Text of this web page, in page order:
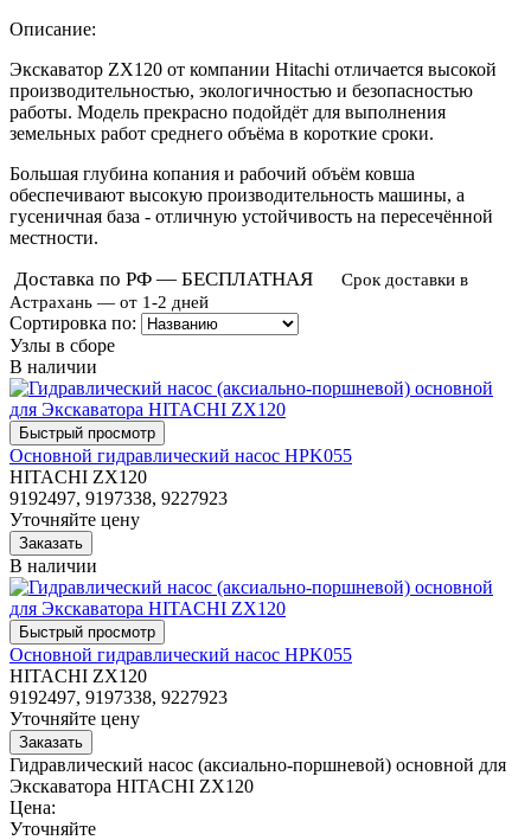
Описание:
Экскаватор ZX120 от компании Hitachi отличается высокой
производительностью, экологичностью и безопасностью
работы. Модель прекрасно подойдёт для выполнения
земельных работ среднего объёма в короткие сроки.
Большая глубина копания и рабочий объём ковша
обеспечивают высокую производительность машины, а
гусеничная база - отличную устойчивость на пересечённой
местности.
Доставка по РФ — БЕСПЛАТНАЯ
Срок доставки в
Астрахань — от 1-2 дней
Сортировка по:
Узлы в сборе
В наличии
Основной гидравлический насос HPK055
HITACHI ZX120
9192497, 9197338, 9227923
Уточняйте цену
В наличии
Основной гидравлический насос HPK055
HITACHI ZX120
9192497, 9197338, 9227923
Уточняйте цену
Гидравлический насос (аксиально-поршневой) основной для
Экскаватора HITACHI ZX120
Цена:
Уточняйте